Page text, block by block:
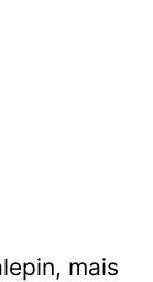
mais